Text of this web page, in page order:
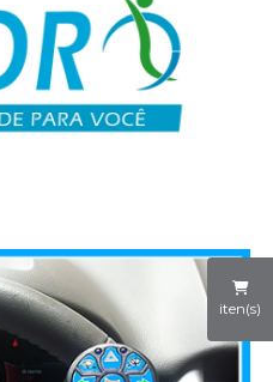
iten(s)